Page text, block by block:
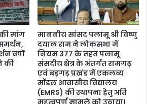
मांग
वर्षो
की
माननीय सांसद पलामू श्री विष्णु
दयाल राम ने लोकसभा में
नियम 377 के तहत पलामू
संसदीय क्षेत्र के अंतर्गत रामगढ़
एवं बड़गड़ प्रखंड में एकलव्य
मॉडल आवासीय विद्यालय
(EMRS) की स्थापना हेतु अति
महत्वपूर्ण मामले को उठाया।